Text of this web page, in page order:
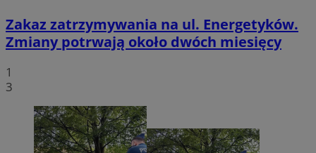
Zakaz zatrzymywania na ul. Energetyków.
Zmiany potrwają około dwóch miesięcy
1
3